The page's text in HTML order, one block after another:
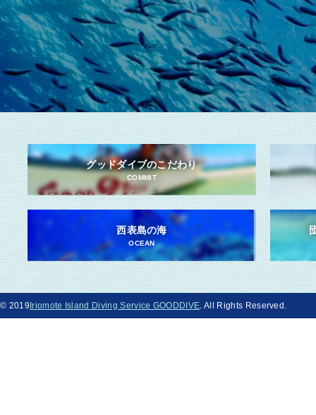
グッドダイブのこだわり
COMMIT
西表島の海
OCEAN
© 2019 Iriomote Island Diving Service GOODDIVE. All Rights Reserved.